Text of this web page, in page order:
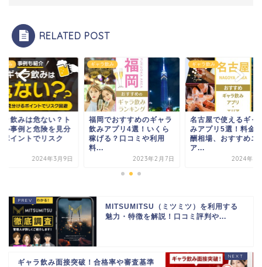
RELATED POST
飲み
ラ飲みは危ない？ト
ル事例と危険を見分
ポイントでリスク
2024年3月9日
ギャラ飲み
福岡でおすすめのギャラ
飲みアプリ4選！いくら
稼げる？口コミや利用
料...
2023年2月7日
ギャラ飲み
名古屋で使えるギャ
みアプリ5選！料金
酬相場、おすすめエ
ア...
2024年5
MITSUMITSU（ミツミツ）を利用する
魅力・特徴を解説！口コミ評判や...
ギャラ飲み面接突破！合格率や審査基準